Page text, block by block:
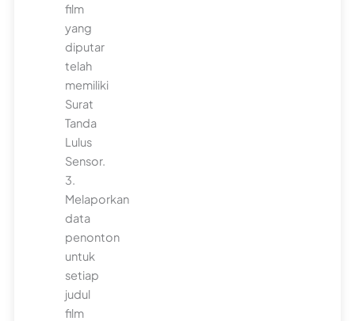
film
yang
diputar
telah
memiliki
Surat
Tanda
Lulus
Sensor.
3.
Melaporkan
data
penonton
untuk
setiap
judul
film